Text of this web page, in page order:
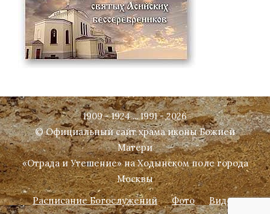
1909 - 1924 ... 1991 - 2026
© Официальный сайт храма иконы Божией
Матери
«Отрада и Утешение» на Ходынском поле города
Москвы
Расписание Богослужений
Фото Видео